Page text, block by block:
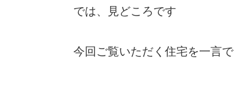
では、見どころです
今回ご覧いただく住宅を一言